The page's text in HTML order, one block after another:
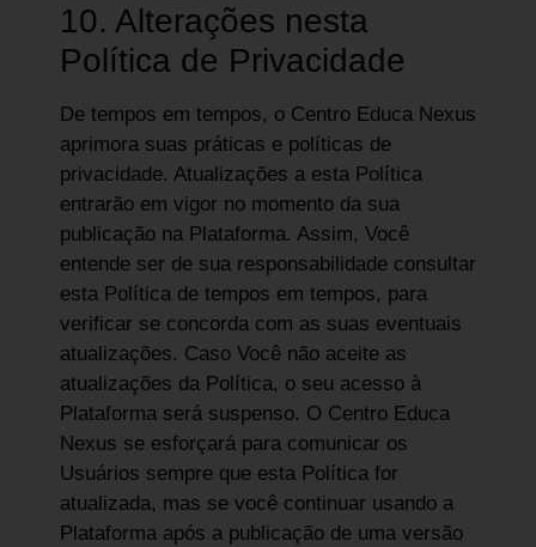
10. Alterações nesta
Política de Privacidade
De tempos em tempos, o Centro Educa Nexus
aprimora suas práticas e políticas de
privacidade. Atualizações a esta Política
entrarão em vigor no momento da sua
publicação na Plataforma. Assim, Você
entende ser de sua responsabilidade consultar
esta Política de tempos em tempos, para
verificar se concorda com as suas eventuais
atualizações. Caso Você não aceite as
atualizações da Política, o seu acesso à
Plataforma será suspenso. O Centro Educa
Nexus se esforçará para comunicar os
Usuários sempre que esta Política for
atualizada, mas se você continuar usando a
Plataforma após a publicação de uma versão